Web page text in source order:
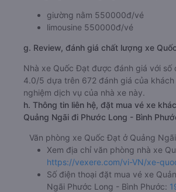
giường nằm 550000đ/vé
limousine 550000đ/vé
g. Review, đánh giá chất lượng xe
Nhà xe Quốc Đạt được đánh giá với số
4.0/5 dựa trên 672 đánh giá của
nghiệm dịch vụ của nhà xe này.
h. Thông tin liên hệ, đặt mua vé xe
Quảng Ngãi đi Phước Long - Bình
Văn phòng xe Quốc Đạt ở Quảng
Xem địa chỉ văn phòng nhà xe
https://vexere.com/vi-VN/xe-
Số điện thoại đặt mua vé xe
Ngãi Phước Long - Bình Phước: